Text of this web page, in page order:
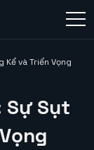
và Triển Vọng
Sự Sụt